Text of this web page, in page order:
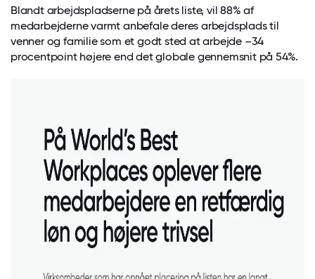
Blandt arbejdspladserne på årets liste, vil 88% af
medarbejderne varmt anbefale deres arbejdsplads til
venner og familie som et godt sted at arbejde –34
procentpoint højere end det globale gennemsnit på 54%.